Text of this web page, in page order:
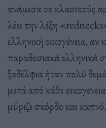
ανάμεσα σε κλασικούς
λέει την λέξη
ελληνική οικογένεια,
παραδοσιακά ελληνικά
ξαδέλφια ήταν πολύ
μετά από κάθε
μύριζε σκόρδο και καπνό.